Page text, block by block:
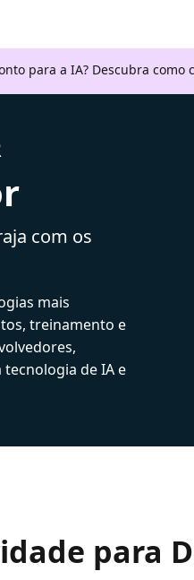
para a IA? Descubra
com os
mais
treinamento e
de IA e
para